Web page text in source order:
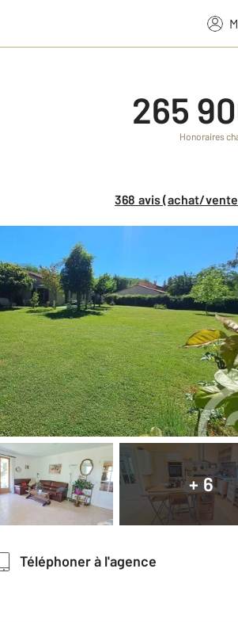
265
Honoraires
368 avis (achat/
+ 6
Téléphoner à l'agence